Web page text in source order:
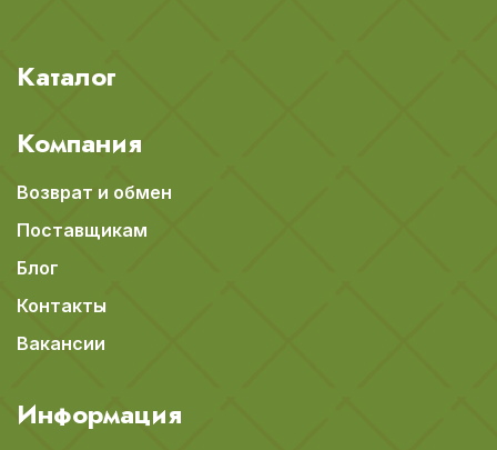
Каталог
Компания
Возврат и обмен
Поставщикам
Блог
Контакты
Вакансии
Информация